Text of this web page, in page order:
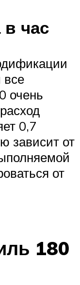
час
все
очень
0,7
зависит от
от
180